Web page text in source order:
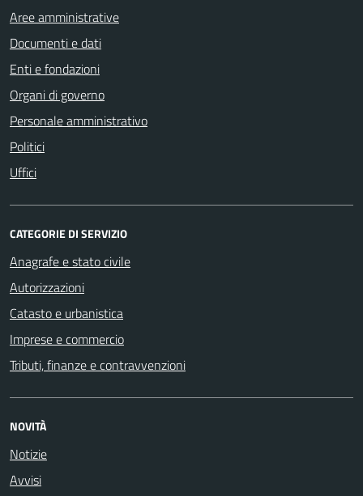
Aree amministrative
Documenti e dati
Enti e fondazioni
Organi di governo
Personale amministrativo
Politici
Uffici
CATEGORIE DI SERVIZIO
Anagrafe e stato civile
Autorizzazioni
Catasto e urbanistica
Imprese e commercio
Tributi, finanze e contravvenzioni
NOVITÀ
Notizie
Avvisi